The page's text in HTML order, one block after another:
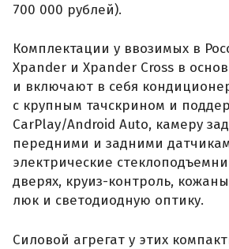
700 000 рублей).
Комплектации у ввозимых в
Xpander и Xpander Cross в
и включают в себя
с крупным тачскрином и
CarPlay/Android Auto, камеру
передними и задними
электрические
дверях, круиз-контроль,
люк и светодиодную оптику.
Силовой агрегат у этих